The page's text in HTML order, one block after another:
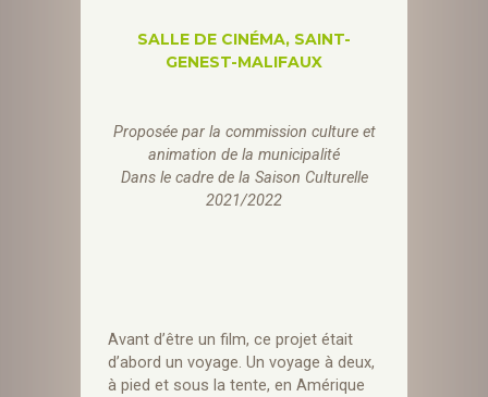
SALLE DE CINÉMA, SAINT-
GENEST-MALIFAUX
Proposée par la commission culture et
animation de la municipalité
Dans le cadre de la Saison Culturelle
2021/2022
Avant d’être un film, ce projet était
d’abord un voyage. Un voyage à deux,
à pied et sous la tente, en Amérique